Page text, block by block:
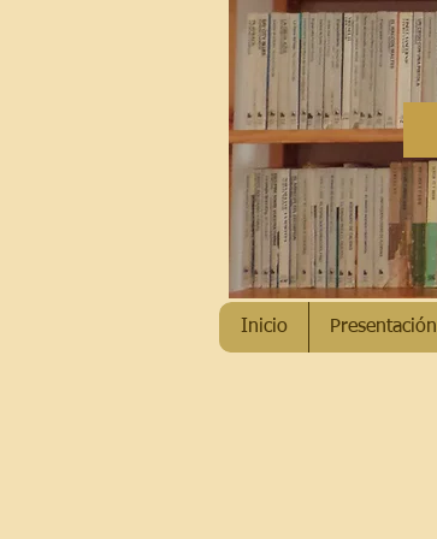
Inicio Presentación